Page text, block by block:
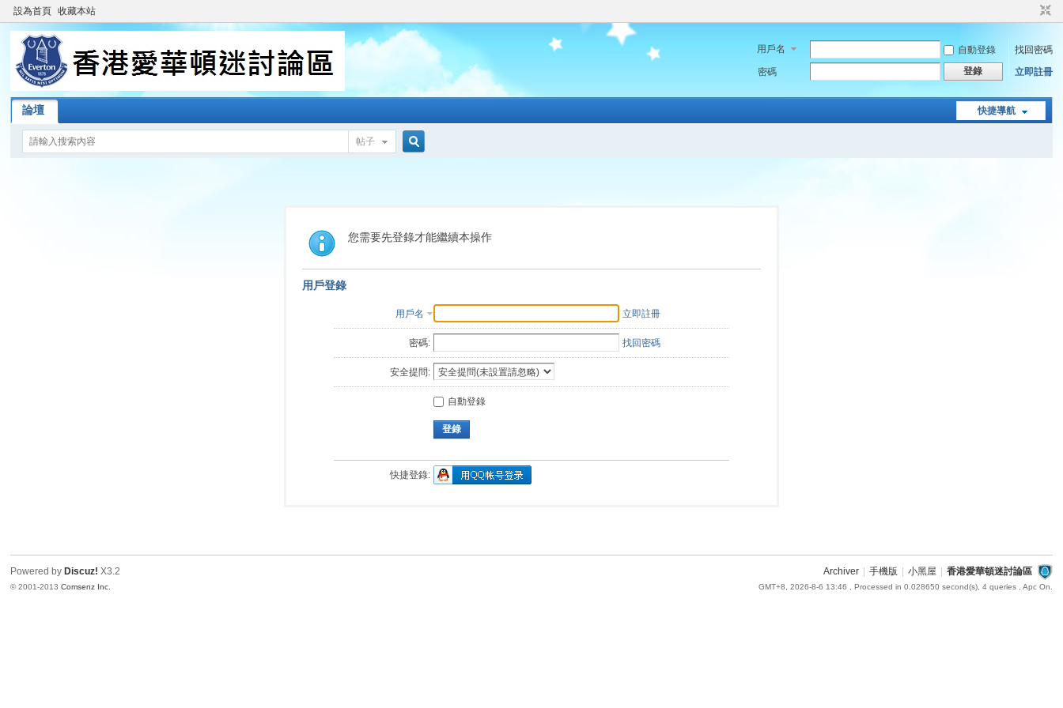
設為首頁 收藏本站
用戶名 自動登錄
找回密碼
密碼
登錄 立即註冊
快捷導航
論壇
帖子
索
您需要先登錄才能繼續本操作
用戶登錄
用戶名 立即註冊
密碼: 找回密碼
安全提問:
自動登錄
登錄
快捷登錄:
Archiver 手機版 小黑屋 香港愛華頓迷討論區
GMT+8, 2026-8-6 13:46 , Processed in 0.028650 second(s), 4 queries , Apc On.
Powered by Discuz! X3.2
© 2001-2013Comsenz Inc.